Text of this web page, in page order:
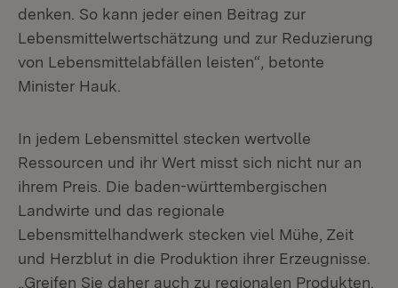
denken. So kann jeder einen Beitrag zur
Lebensmittelwertschätzung und zur Reduzierung
von Lebensmittelabfällen leisten“, betonte
Minister Hauk.
In jedem Lebensmittel stecken wertvolle
Ressourcen und ihr Wert misst sich nicht nur an
ihrem Preis. Die baden-württembergischen
Landwirte und das regionale
Lebensmittelhandwerk stecken viel Mühe, Zeit
und Herzblut in die Produktion ihrer Erzeugnisse.
„Greifen Sie daher auch zu regionalen Produkten.